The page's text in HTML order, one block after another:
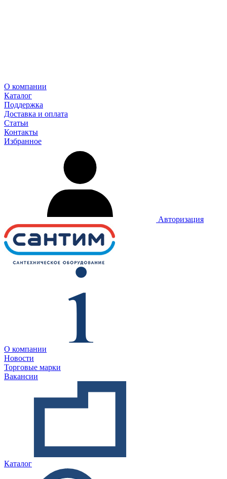
О компании
Каталог
Поддержка
Доставка и оплата
Статьи
Контакты
Избранное
Авторизация
О компании
Новости
Торговые марки
Вакансии
Каталог